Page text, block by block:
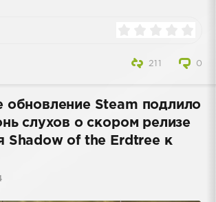
0
211
обновление Steam подлило
слухов о скором релизе
Shadow of the Erdtree к